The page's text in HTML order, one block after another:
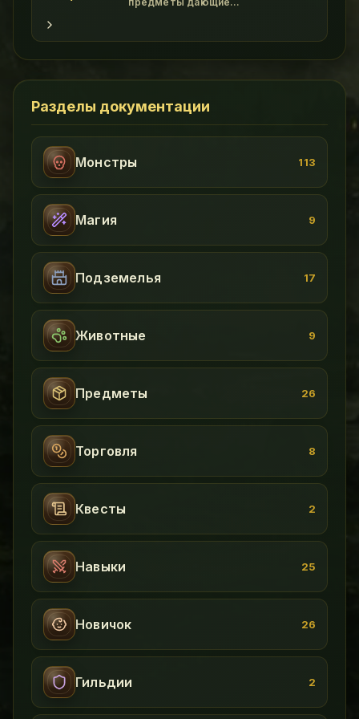
Свойства Прочность Где достать !
Power Magic Resistance +5 br
Разделы документации
Монстры 113
Магия 9
Подземелья 17
Животные 9
Предметы 26
Торговля 8
Квесты 2
Навыки 25
Новичок 26
Гильдии 2